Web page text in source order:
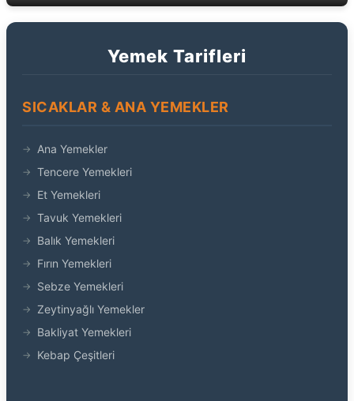
Yemek Tarifleri
SICAKLAR & ANA YEMEKLER
Ana Yemekler
Tencere Yemekleri
Et Yemekleri
Tavuk Yemekleri
Balık Yemekleri
Fırın Yemekleri
Sebze Yemekleri
Zeytinyağlı Yemekler
Bakliyat Yemekleri
Kebap Çeşitleri